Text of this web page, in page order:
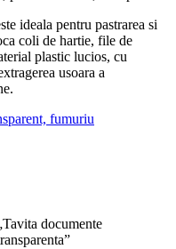
ideala pentru pastrarea si
coli de hartie, file de
plastic lucios, cu
usoara a
fumuriu
documente